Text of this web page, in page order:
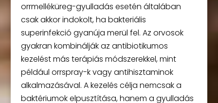
orrmelléküreg-gyulladás esetén általában
csak akkor indokolt, ha bakteriális
superinfekció gyanúja merül fel. Az orvosok
gyakran kombinálják az antibiotikumos
kezelést más terápiás módszerekkel, mint
például orrspray-k vagy antihisztaminok
alkalmazásával. A kezelés célja nemcsak a
baktériumok elpusztítása, hanem a gyulladás